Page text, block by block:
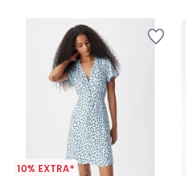
10% EXTRA*